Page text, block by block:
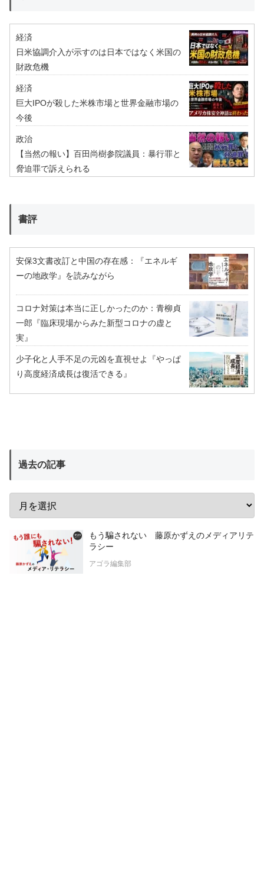
経済
日米協調介入が示すのは日本ではなく米国の
財政危機
経済
巨大IPOが殺した米株市場と世界金融市場の
今後
政治
【当然の報い】百田尚樹参院議員：暴行罪と
脅迫罪で訴えられる
書評
安保3文書改訂と中国の存在感：『エネルギ
ーの地政学』を読みながら
コロナ対策は本当に正しかったのか：青柳貞
一郎『臨床現場からみた新型コロナの虚と
実』
少子化と人手不足の元凶を直視せよ『やっぱ
り高度経済成長は復活できる』
過去の記事
もう騙されない 藤原かずえのメディアリテ
ラシー
アゴラ編集部